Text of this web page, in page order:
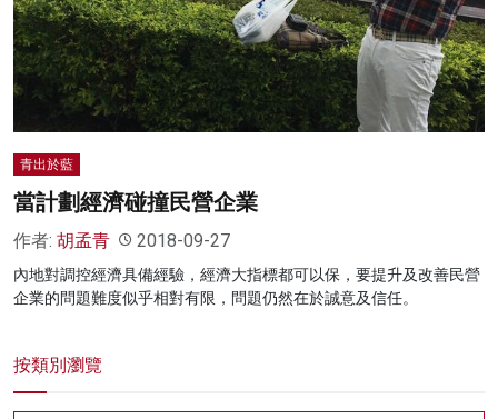
青出於藍
當計劃經濟碰撞民營企業
作者: 胡孟青 2018-09-27
內地對調控經濟具備經驗，經濟大指標都可以保，要提升及改善民營
企業的問題難度似乎相對有限，問題仍然在於誠意及信任。
按類別瀏覽